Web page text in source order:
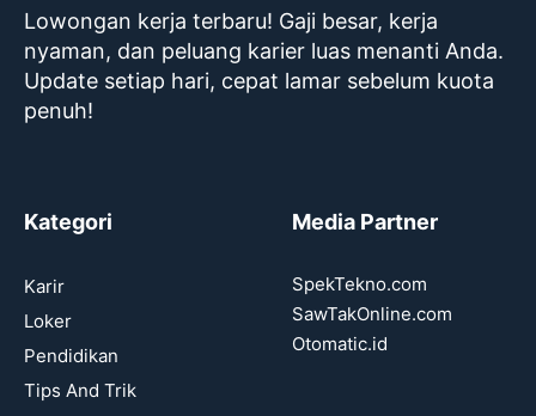
Lowongan kerja terbaru! Gaji besar, kerja
nyaman, dan peluang karier luas menanti Anda.
Update setiap hari, cepat lamar sebelum kuota
penuh!
Kategori
Karir
Loker
Pendidikan
Tips And Trik
Media Partner
SpekTekno.com
SawTakOnline.com
Otomatic.id